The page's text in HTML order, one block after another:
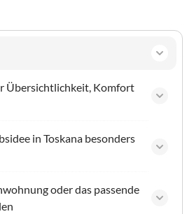
Übersichtlichkeit, Komfort
in Toskana besonders
oder das passende